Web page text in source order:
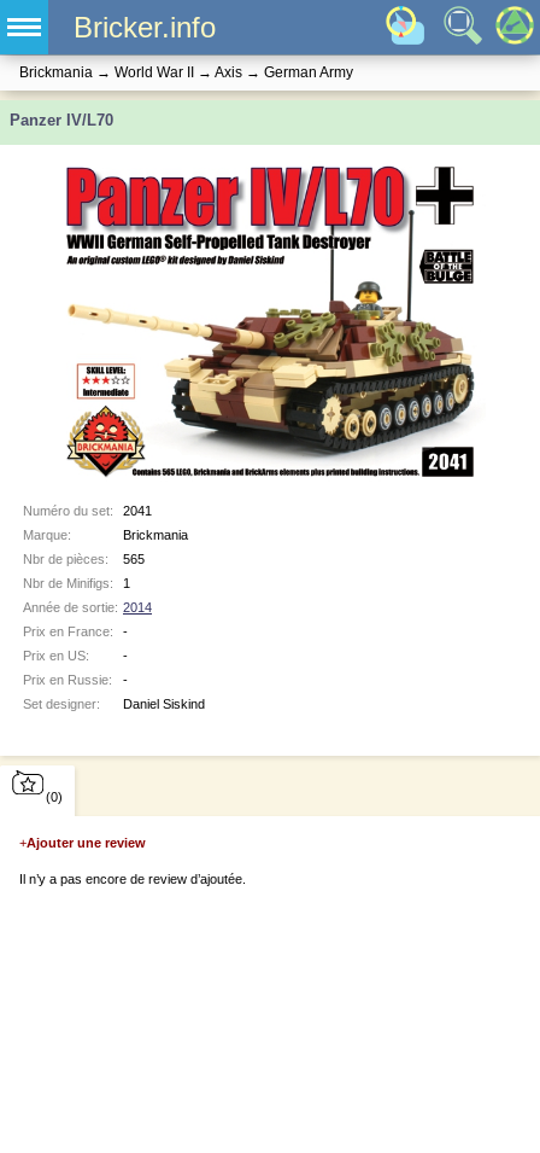
Bricker.info
Brickmania → World War II → Axis → German Army
Panzer IV/L70
Numéro du set:
2041
Marque:
Brickmania
Nbr de pièces:
565
Nbr de Minifigs:
1
Année de sortie: 2014
Prix en France:
-
Prix en US:
-
Prix en Russie:
-
Set designer:
Daniel Siskind
(0)
+Ajouter une review
Il n’y a pas encore de review d’ajoutée.